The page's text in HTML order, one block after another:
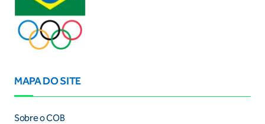
MAPA DO SITE
Sobre o COB